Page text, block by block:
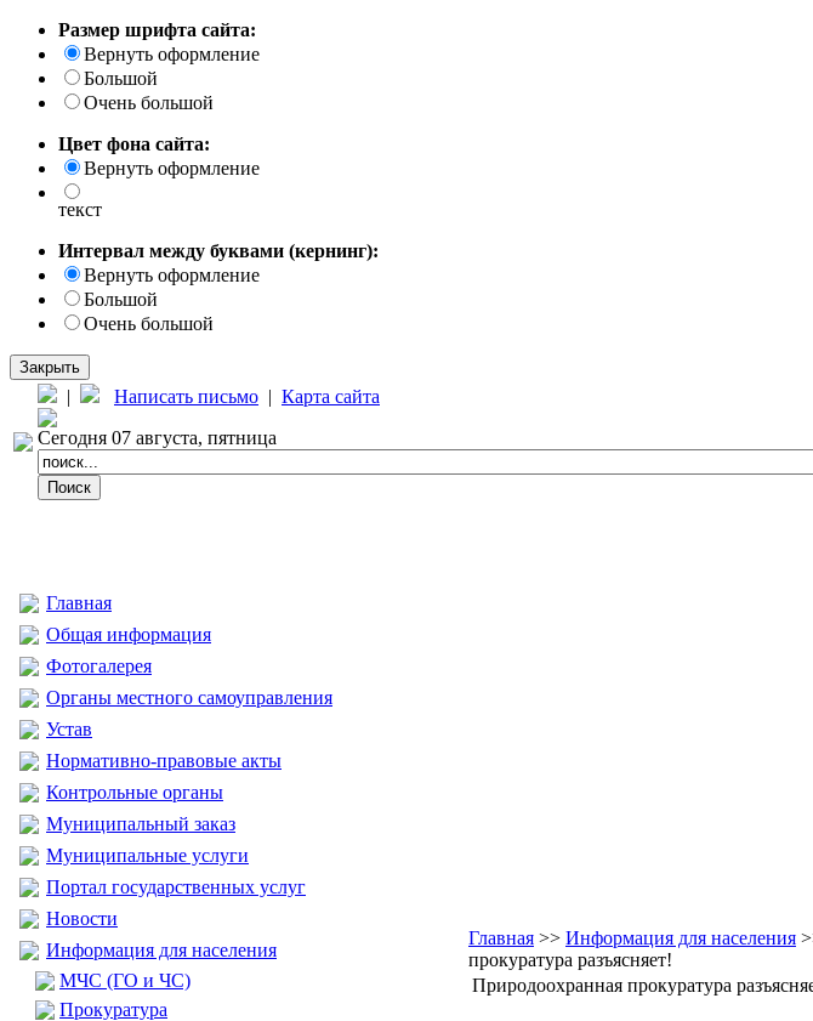
Размер шрифта сайта:
Вернуть оформление
Большой
Очень большой
Цвет фона сайта:
Вернуть оформление
текст
Интервал между буквами (кернинг):
Вернуть оформление
Большой
Очень большой
Закрыть
| Написать письмо | Карта сайта
Сегодня 07 августа, пятница
Главная
Общая информация
Фотогалерея
Органы местного самоуправления
Устав
Нормативно-правовые акты
Контрольные органы
Муниципальный заказ
Муниципальные услуги
Портал государственных услуг
Новости
Информация для населения
МЧС (ГО и ЧС)
Прокуратура
Главная >> Информация для населения
прокуратура разъясняет!
Природоохранная прокуратура